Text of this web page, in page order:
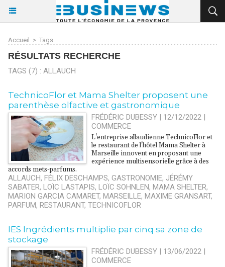
Accueil > Tags
RÉSULTATS RECHERCHE
TAGS (7) : ALLAUCH
TechnicoFlor et Mama Shelter proposent une
parenthèse olfactive et gastronomique
FRÉDÉRIC DUBESSY | 12/12/2022 |
COMMERCE
L'entreprise allaudienne TechnicoFlor et
le restaurant de l'hôtel Mama Shelter à
Marseille innovent en proposant une
expérience multisensorielle grâce à des
accords mets-parfums.
ALLAUCH, FÉLIX DESCHAMPS, GASTRONOMIE, JÉRÉMY
SABATER, LOÏC LASTAPIS, LOÏC SOHNLEN, MAMA SHELTER,
MARION GARCIA CAMARET, MARSEILLE, MAXIME GRANSART,
PARFUM, RESTAURANT, TECHNICOFLOR
IES Ingrédients multiplie par cinq sa zone de
stockage
FRÉDÉRIC DUBESSY | 13/06/2022 |
COMMERCE